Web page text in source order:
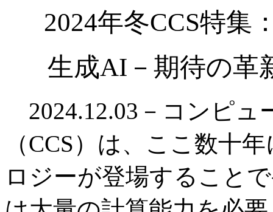
2024年冬CCS特集
生成AI－期待の革
2024.12.03－コンピュ
（CCS）は、ここ数十
ロジーが登場すること